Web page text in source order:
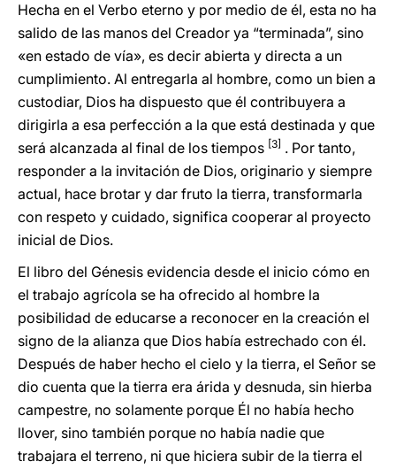
Hecha en el Verbo eterno y por medio de él, esta no ha
salido de las manos del Creador ya “terminada”, sino
«en estado de vía», es decir abierta y directa a un
cumplimiento. Al entregarla al hombre, como un bien a
custodiar, Dios ha dispuesto que él contribuyera a
dirigirla a esa perfección a la que está destinada y que
será alcanzada al final de los tiempos [3] . Por tanto,
responder a la invitación de Dios, originario y siempre
actual, hace brotar y dar fruto la tierra, transformarla
con respeto y cuidado, significa cooperar al proyecto
inicial de Dios.
El libro del Génesis evidencia desde el inicio cómo en
el trabajo agrícola se ha ofrecido al hombre la
posibilidad de educarse a reconocer en la creación el
signo de la alianza que Dios había estrechado con él.
Después de haber hecho el cielo y la tierra, el Señor se
dio cuenta que la tierra era árida y desnuda, sin hierba
campestre, no solamente porque Él no había hecho
llover, sino también porque no había nadie que
trabajara el terreno, ni que hiciera subir de la tierra el